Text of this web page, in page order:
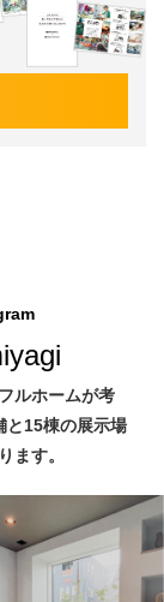
ルホームが考
と15棟の展示場
ます。